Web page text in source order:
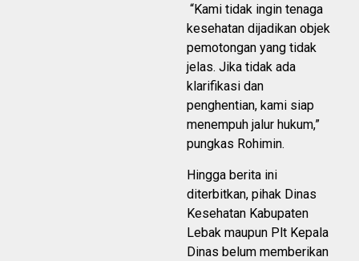
“Kami tidak ingin tenaga
kesehatan dijadikan objek
pemotongan yang tidak
jelas. Jika tidak ada
klarifikasi dan
penghentian, kami siap
menempuh jalur hukum,”
pungkas Rohimin.
Hingga berita ini
diterbitkan, pihak Dinas
Kesehatan Kabupaten
Lebak maupun Plt Kepala
Dinas belum memberikan